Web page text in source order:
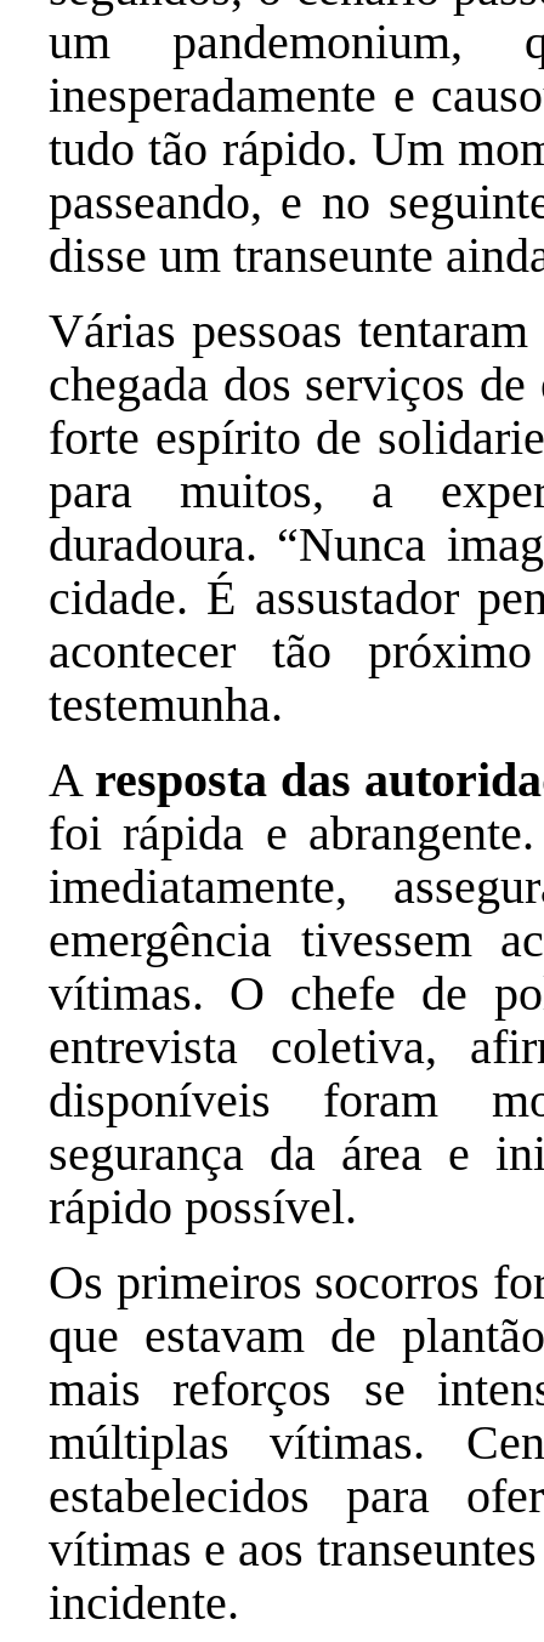
um pandemonium,
inesperadamente e
tudo tão rápido. Um
passeando, e no
disse um transeunte
Várias pessoas
chegada dos serviços
forte espírito de
para muitos, a
duradoura. “Nunca
cidade. É assustador
acontecer tão
testemunha.
A resposta das
foi rápida e
imediatamente,
emergência tivessem
vítimas. O chefe de
entrevista coletiva,
disponíveis foram
segurança da área e
rápido possível.
Os primeiros socorros
que estavam de
mais reforços se
múltiplas vítimas.
estabelecidos para
vítimas e aos
incidente.